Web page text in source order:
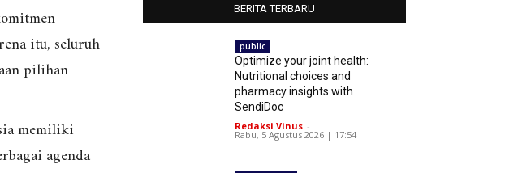
itu, seluruh
pilihan
memiliki
agenda
BERITA TERBARU
public
Optimize your joint health:
Nutritional choices and
pharmacy insights with
SendiDoc
Redaksi Vinus -
Rabu, 5 Agustus 2026 | 17:54